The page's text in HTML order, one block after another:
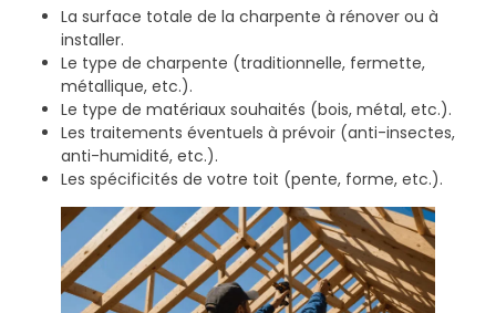
La surface totale de la charpente à rénover ou à
installer.
Le type de charpente (traditionnelle, fermette,
métallique, etc.).
Le type de matériaux souhaités (bois, métal, etc.).
Les traitements éventuels à prévoir (anti-insectes,
anti-humidité, etc.).
Les spécificités de votre toit (pente, forme, etc.).